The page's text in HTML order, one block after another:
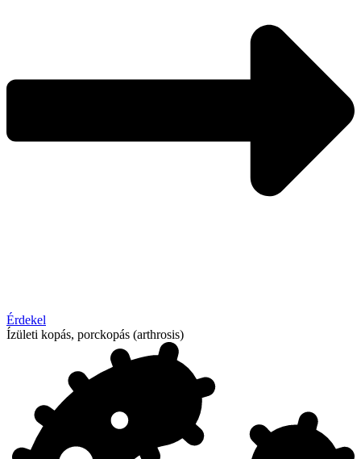
Érdekel
Ízületi kopás, porckopás (arthrosis)